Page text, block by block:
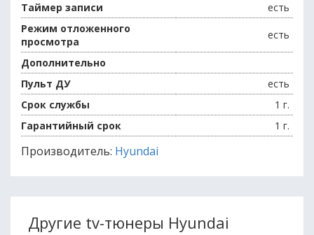
Таймер записи
есть
Режим отложенного
просмотра
есть
Дополнительно
Пульт ДУ
есть
Срок службы
1 г.
Гарантийный срок
1 г.
Производитель: Hyundai
Другие tv-тюнеры Hyundai